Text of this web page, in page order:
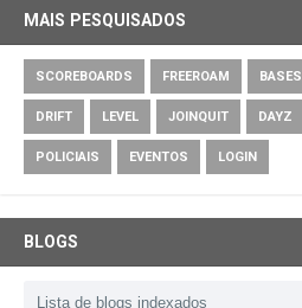
MAIS PESQUISADOS
SCOREBOARDS FREEROAM BASES
DRIFT LEVEL JOINQUIT DAYZ
POLICIAIS EVENTOS LOGIN
BLOGS